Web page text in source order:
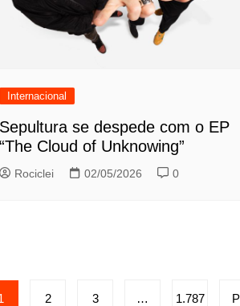
Internacional
Sepultura se despede com o EP
“The Cloud of Unknowing”
Rociclei 02/05/2026 0
2 3 … 1.787